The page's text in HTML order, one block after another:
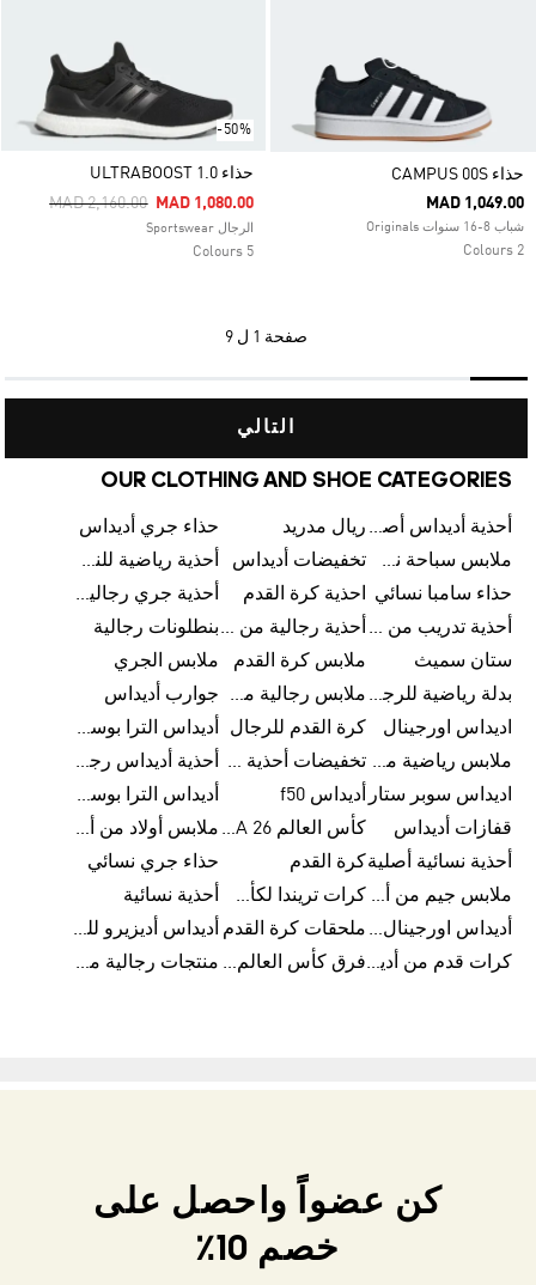
حذاء CAMPUS 00S
MAD 1,049.00
شباب 8-16 سنوات Originals
2 Colours
-50%
حذاء ULTRABOOST 1.0
Price Reduced From
MAD 2,160.00ToMAD 1,080.00
الرجال Sportswear
5 Colours
صفحة 1 ل 9
التالي
OUR CLOTHING AND SHOE CATEGORIES
أحذية أديداس أصلية ريال مدريد
حذاء جري أديداس
ملابس سباحة نسائية من أديداس
تخفيضات أديداس
أحذية رياضية للنساء
حذاء سامبا نسائي
احذية كرة القدم
أحذية جري رجالية من أديداس
أحذية تدريب من أديداس
أحذية رجالية من أديداس بتخفيضاتبنطلونات رجالية
ستان سميث
ملابس كرة القدم
ملابس الجري
بدلة رياضية للرجال
ملابس رجالية من أديداس بتخفيضات
جوارب أديداس
اديداس اورجينال
كرة القدم للرجال
أديداس الترا بوست رجالي
ملابس رياضية من أديداس
تخفيضات أحذية رجالية من أديداس
أحذية أديداس رجالية
اديداس سوبر ستار
أديداس f50
أديداس الترا بوست
قفازات أديداس
كأس العالم FIFA 26™
ملابس أولاد من أديداس
أحذية نسائية أصلية كرة القدم
حذاء جري نسائي
ملابس جيم من أديداس
كرات تريندا لكأس العالم FIFA 26™
أحذية نسائية
أديداس اورجينال نسائي ملحقات كرة القدم
أديداس أديزيرو للجري
كرات قدم من أديداس
فرق كأس العالم FIFA 26™ منتجات رجالية من أديداس
كن عضواً واحصل على
خصم 10٪